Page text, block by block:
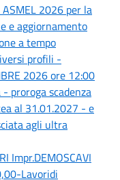
ASMEL 2026 per la
e aggiornamento
a tempo
profili -
2026 ore 12:00
proroga scadenza
al 31.01.2027 - e
agli ultra
Impr.DEMOSCAVI
Lavoridi